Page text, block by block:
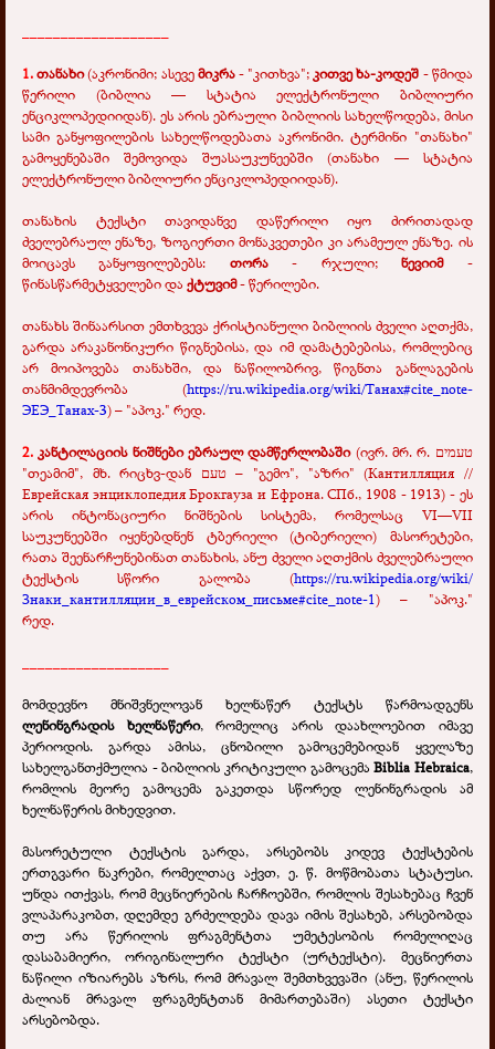
1.თანახი(აკრონიმი; ასევემიკრა‎- "კითხვა"; კითვე ხა-კოდეშ - წმიდა
წერილი (ბიბლია — სტატია ელექტრონული ბიბლიური
ენციკლოპედიიდან). ეს არის ებრაული ბიბლიის სახელწოდება, მისი
სამი განყოფილების სახელწოდებათა აკრონიმი. ტერმინი "თანახი"
გამოყენებაში შემოვიდა შუასაუკუნეებში (თანახი — სტატია
ელექტრონული ბიბლიური ენციკლოპედიიდან).
თანახის ტექსტი თავიდანვე დაწერილი იყო ძირითადად
ძველებრაულ ენაზე, ზოგიერთი მონაკვეთები კი არამეულ ენაზე. ის
მოიცავს განყოფილებებს: თორა- რჯული;ნევიიმ -
წინასწარმეტყველები და ქტუვიმ- წერილები.
თანახს შინაარსით ემთხვევა ქრისტიანული ბიბლიის ძველი აღთქმა,
გარდა არაკანონიკური წიგნებისა, და იმ დამატებებისა, რომლებიც
არ მოიპოვება თანახში, და ნაწილობრივ, წიგნთა განლაგების
თანმიმდევრობა (https://ru.wikipedia.org/wiki/Танах#cite_note-
ЭЕЭ_Танах-3) – "აპოკ." რედ.
2. კანტილაციის ნიშნები ებრაულ დამწერლობაში(ივრ. მრ. რ. טעמים
"თეამიმ", მხ. რიცხვ-დან טעם – "გემო", "აზრი" (Кантилляция //
Еврейская энциклопедия Брокгауза и Ефрона. СПб., 1908 - 1913) - ეს
არის ინტონაციური ნიშნების სისტემა, რომელსაც VI—VII
საუკუნეებში იყენებდნენ ტბერიელი (ტიბერიელი) მასორეტები,
რათა შეენარჩუნებინათ თანახის, ანუ ძველი აღთქმის ძველებრაული
ტექსტის სწორი გალობა (https://ru.wikipedia.org/wiki/
Знаки_кантилляции_в_еврейском_письме#cite_note-1) – "აპოკ."
რედ.
მომდევნო მნიშვნელოვან ხელნაწერ ტექსტს წარმოადგენს
ლენინგრადის ხელნაწერი, რომელიც არის დაახლოებით იმავე
პერიოდის. გარდა ამისა, ცნობილი გამოცემებიდან ყველაზე
სახელგანთქმულია - ბიბლიის კრიტიკული გამოცემაBiblia Hebraica,
რომლის მეორე გამოცემა გაკეთდა სწორედ ლენინგრადის ამ
ხელნაწერის მიხედვით.
მასორეტული ტექსტის გარდა, არსებობს კიდევ ტექსტების
ერთგვარი ნაკრები, რომელთაც აქვთ, ე. წ. მოწმობათა სტატუსი.
უნდა ითქვას, რომ მეცნიერების ჩარჩოებში, რომლის შესახებაც ჩვენ
ვლაპარაკობთ, დღემდე გრძელდება დავა იმის შესახებ, არსებობდა
თუ არა წერილის ფრაგმენტთა უმეტესობის რომელიღაც
დასაბამიერი, ორიგინალური ტექსტი (ურტექსტი). მეცნიერთა
ნაწილი იზიარებს აზრს, რომ მრავალ შემთხვევაში (ანუ, წერილის
ძალიან მრავალ ფრაგმენტთან მიმართებაში) ასეთი ტექსტი
არსებობდა.